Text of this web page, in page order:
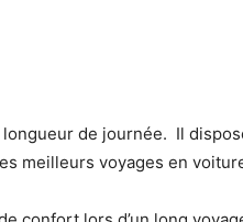
de journée. Il
meilleurs voyages en